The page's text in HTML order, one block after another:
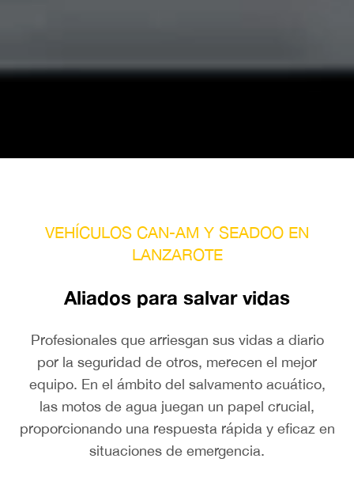
VEHÍCULOS CAN-AM Y SEADOO EN
LANZAROTE
Aliados para salvar vidas
Profesionales que arriesgan sus vidas a diario
por la seguridad de otros, merecen el mejor
equipo. En el ámbito del salvamento acuático,
las motos de agua juegan un papel crucial,
proporcionando una respuesta rápida y eficaz en
situaciones de emergencia.